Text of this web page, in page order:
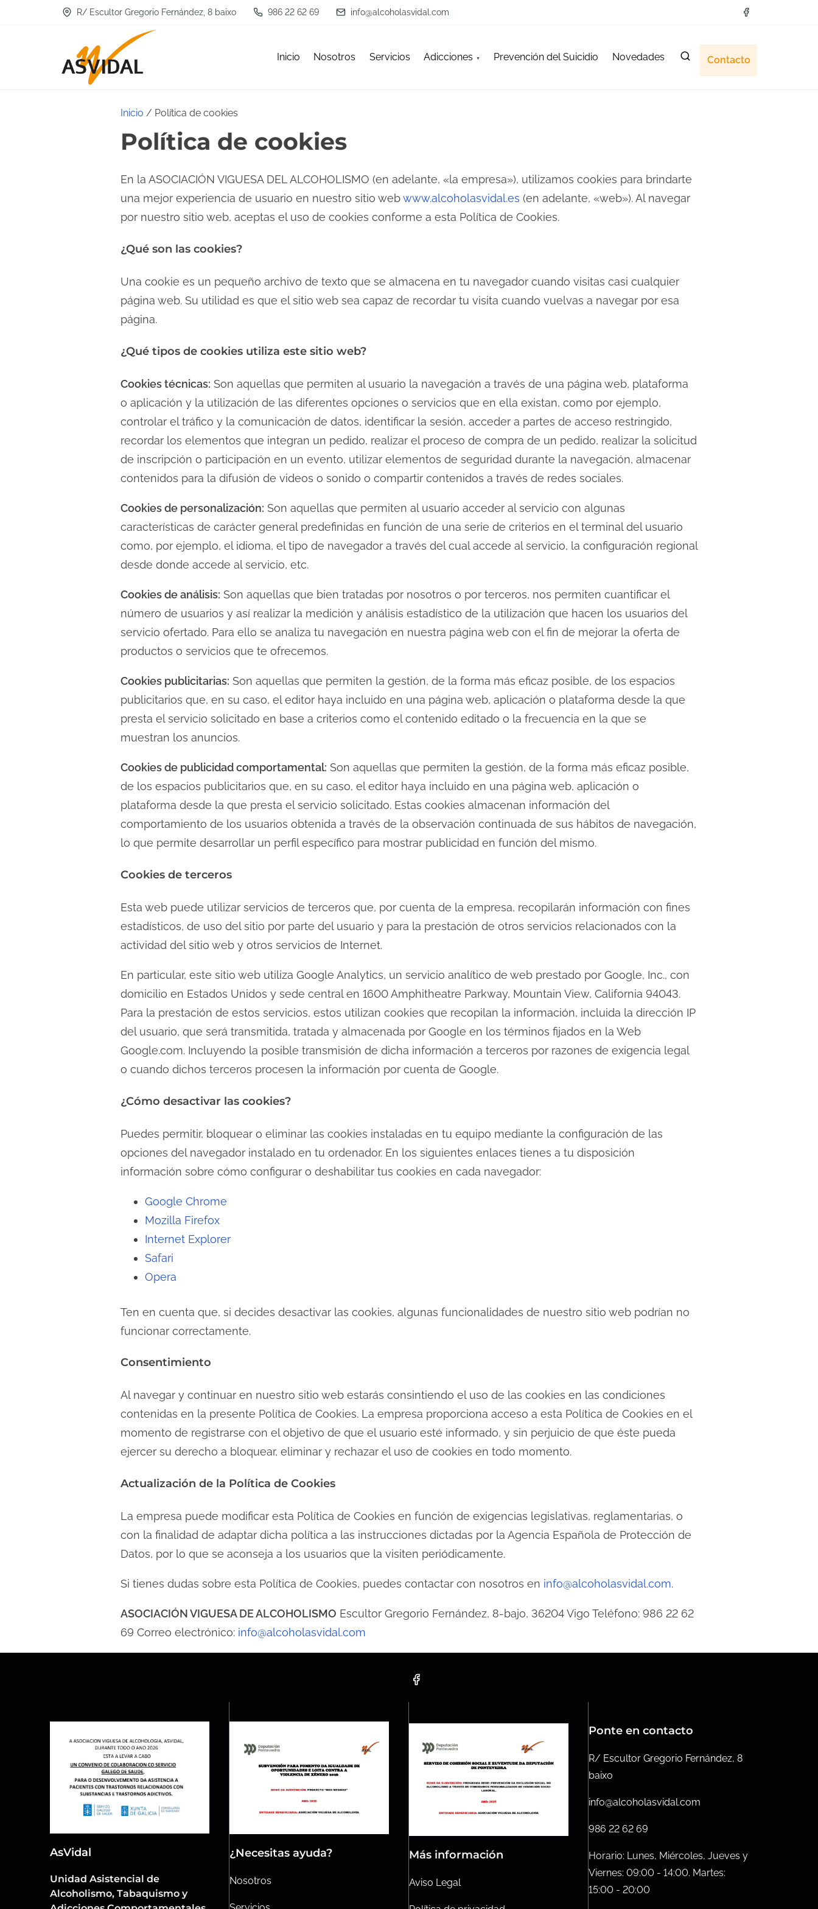
R/ Escultor Gregorio Fernández, 8 baixo 986 22 62 69 info@alcoholasvidal.com
Inicio Nosotros Servicios Adicciones Prevención del Suicidio Novedades Contacto
Inicio / Política de cookies
Política de cookies
En la ASOCIACIÓN VIGUESA DEL ALCOHOLISMO (en adelante, «la empresa»), utilizamos cookies para brindarte
una mejor experiencia de usuario en nuestro sitio webwww.alcoholasvidal.es (en adelante, «web»). Al navegar
por nuestro sitio web, aceptas el uso de cookies conforme a esta Política de Cookies.
¿Qué son las cookies?
Una cookie es un pequeño archivo de texto que se almacena en tu navegador cuando visitas casi cualquier
página web. Su utilidad es que el sitio web sea capaz de recordar tu visita cuando vuelvas a navegar por esa
página.
¿Qué tipos de cookies utiliza este sitio web?
Cookies técnicas: Son aquellas que permiten al usuario la navegación a través de una página web, plataforma
o aplicación y la utilización de las diferentes opciones o servicios que en ella existan, como por ejemplo,
controlar el tráfico y la comunicación de datos, identificar la sesión, acceder a partes de acceso restringido,
recordar los elementos que integran un pedido, realizar el proceso de compra de un pedido, realizar la solicitud
de inscripción o participación en un evento, utilizar elementos de seguridad durante la navegación, almacenar
contenidos para la difusión de videos o sonido o compartir contenidos a través de redes sociales.
Cookies de personalización: Son aquellas que permiten al usuario acceder al servicio con algunas
características de carácter general predefinidas en función de una serie de criterios en el terminal del usuario
como, por ejemplo, el idioma, el tipo de navegador a través del cual accede al servicio, la configuración regional
desde donde accede al servicio, etc.
Cookies de análisis: Son aquellas que bien tratadas por nosotros o por terceros, nos permiten cuantificar el
número de usuarios y así realizar la medición y análisis estadístico de la utilización que hacen los usuarios del
servicio ofertado. Para ello se analiza tu navegación en nuestra página web con el fin de mejorar la oferta de
productos o servicios que te ofrecemos.
Cookies publicitarias: Son aquellas que permiten la gestión, de la forma más eficaz posible, de los espacios
publicitarios que, en su caso, el editor haya incluido en una página web, aplicación o plataforma desde la que
presta el servicio solicitado en base a criterios como el contenido editado o la frecuencia en la que se
muestran los anuncios.
Cookies de publicidad comportamental: Son aquellas que permiten la gestión, de la forma más eficaz posible,
de los espacios publicitarios que, en su caso, el editor haya incluido en una página web, aplicación o
plataforma desde la que presta el servicio solicitado. Estas cookies almacenan información del
comportamiento de los usuarios obtenida a través de la observación continuada de sus hábitos de navegación,
lo que permite desarrollar un perfil específico para mostrar publicidad en función del mismo.
Cookies de terceros
Esta web puede utilizar servicios de terceros que, por cuenta de la empresa, recopilarán información con fines
estadísticos, de uso del sitio por parte del usuario y para la prestación de otros servicios relacionados con la
actividad del sitio web y otros servicios de Internet.
En particular, este sitio web utiliza Google Analytics, un servicio analítico de web prestado por Google, Inc., con
domicilio en Estados Unidos y sede central en 1600 Amphitheatre Parkway, Mountain View, California 94043.
Para la prestación de estos servicios, estos utilizan cookies que recopilan la información, incluida la dirección IP
del usuario, que será transmitida, tratada y almacenada por Google en los términos fijados en la Web
Google.com. Incluyendo la posible transmisión de dicha información a terceros por razones de exigencia legal
o cuando dichos terceros procesen la información por cuenta de Google.
¿Cómo desactivar las cookies?
Puedes permitir, bloquear o eliminar las cookies instaladas en tu equipo mediante la configuración de las
opciones del navegador instalado en tu ordenador. En los siguientes enlaces tienes a tu disposición
información sobre cómo configurar o deshabilitar tus cookies en cada navegador:
Google Chrome
Mozilla Firefox
Internet Explorer
Safari
Opera
Ten en cuenta que, si decides desactivar las cookies, algunas funcionalidades de nuestro sitio web podrían no
funcionar correctamente.
Consentimiento
Al navegar y continuar en nuestro sitio web estarás consintiendo el uso de las cookies en las condiciones
contenidas en la presente Política de Cookies. La empresa proporciona acceso a esta Política de Cookies en el
momento de registrarse con el objetivo de que el usuario esté informado, y sin perjuicio de que éste pueda
ejercer su derecho a bloquear, eliminar y rechazar el uso de cookies en todo momento.
Actualización de la Política de Cookies
La empresa puede modificar esta Política de Cookies en función de exigencias legislativas, reglamentarias, o
con la finalidad de adaptar dicha política a las instrucciones dictadas por la Agencia Española de Protección de
Datos, por lo que se aconseja a los usuarios que la visiten periódicamente.
Si tienes dudas sobre esta Política de Cookies, puedes contactar con nosotros en info@alcoholasvidal.com.
ASOCIACIÓN VIGUESA DE ALCOHOLISMO Escultor Gregorio Fernández, 8-bajo, 36204 Vigo Teléfono: 986 22 62
69 Correo electrónico: info@alcoholasvidal.com
AsVidal
Unidad Asistencial de
Alcoholismo, Tabaquismo y
¿Necesitas ayuda?
Nosotros
Más información
Aviso Legal
Ponte en contacto
R/ Escultor Gregorio Fernández, 8
baixo
info@alcoholasvidal.com
986 22 62 69
Horario: Lunes, Miércoles, Jueves y
Viernes: 09:00 - 14:00. Martes:
15:00 - 20:00